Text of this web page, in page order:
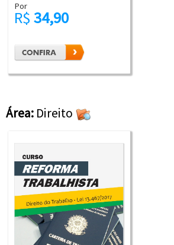
Por
R$ 34,90
Área: Direito